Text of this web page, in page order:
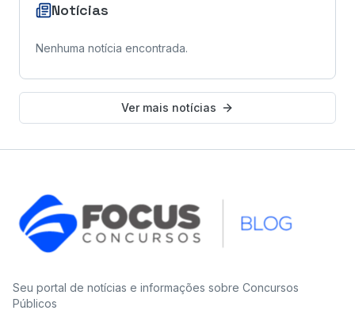
Notícias
Nenhuma notícia encontrada.
Ver mais notícias
Seu portal de notícias e informações sobre Concursos
Públicos